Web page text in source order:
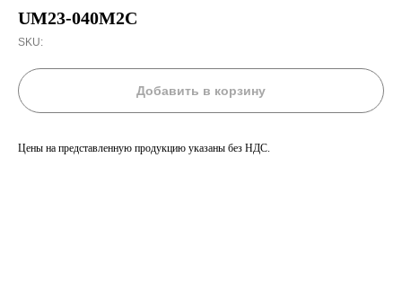
UM23-040M2C
SKU:
Добавить в корзину
Цены на представленную продукцию указаны без НДС.